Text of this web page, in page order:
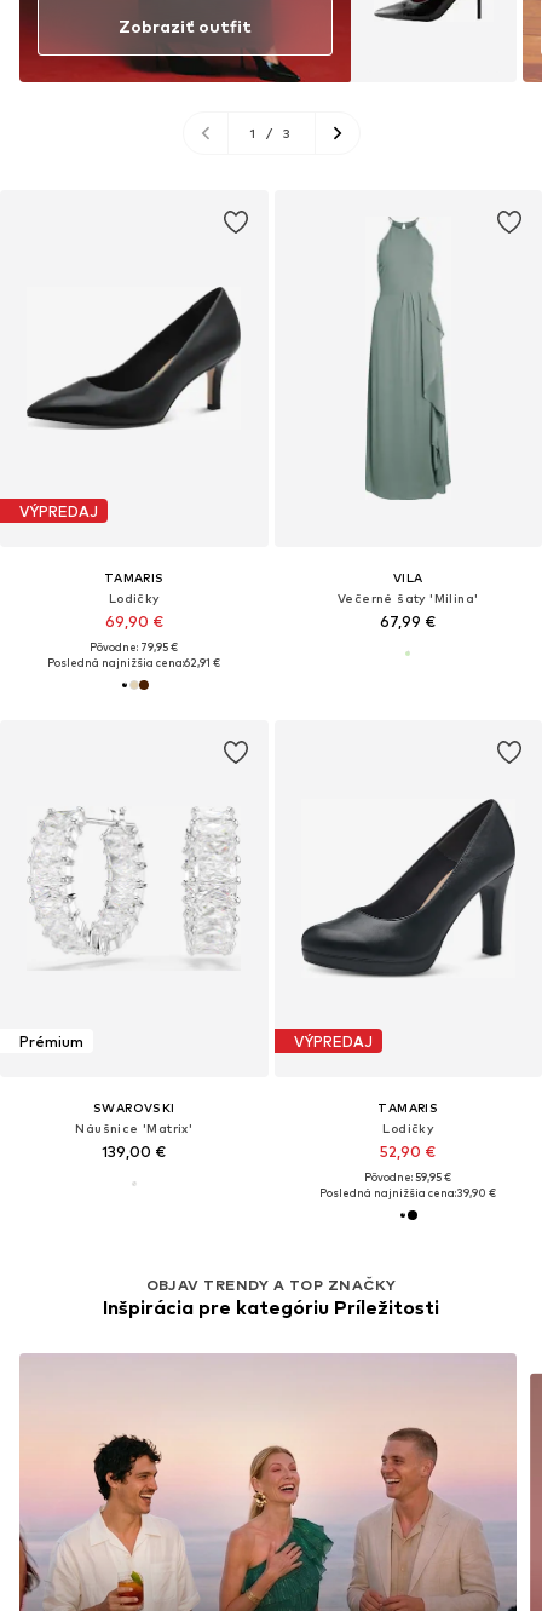
Zobraziť outfit
1 / 3
VÝPREDAJ
TAMARIS
Lodičky
69,90 €
Pôvodne: 79,95 €
Posledná najnižšia cena:62,91 €
VILA
Večerné šaty 'Milina'
67,99 €
Prémium
SWAROVSKI
Náušnice 'Matrix'
139,00 €
VÝPREDAJ
TAMARIS
Lodičky
52,90 €
Pôvodne: 59,95 €
Posledná najnižšia cena:39,90 €
OBJAV TRENDY A TOP ZNAČKY
Inšpirácia pre kategóriu Príležitosti